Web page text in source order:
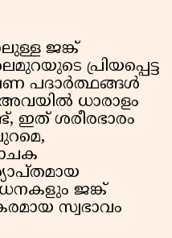
ജങ്ക്
പ്രിയപ്പെട്ട
പദാര്‍ത്ഥങ്ങള്‍
ധാരാളം
ഇത് ശരീരഭാരം
ജങ്ക്
സ്വഭാവം